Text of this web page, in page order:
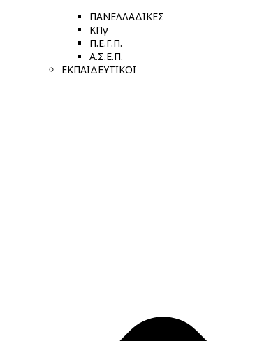
ΠΑΝΕΛΛΑΔΙΚΕΣ
ΚΠγ
Π.Ε.Γ.Π.
Α.Σ.Ε.Π.
ΕΚΠΑΙΔΕΥΤΙΚΟΙ